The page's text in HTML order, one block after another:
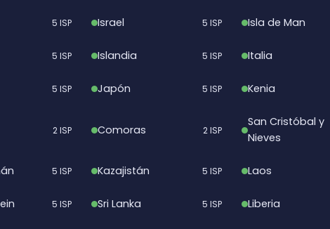
5 ISP Israel 5 ISP Isla de Man
5 ISP Islandia 5 ISP Italia
5 ISP Japón 5 ISP Kenia
2 ISP Comoras 2 ISP
San Cristóbal y
Nieves
5 ISP Kazajistán 5 ISP Laos
5 ISP Sri Lanka 5 ISP Liberia